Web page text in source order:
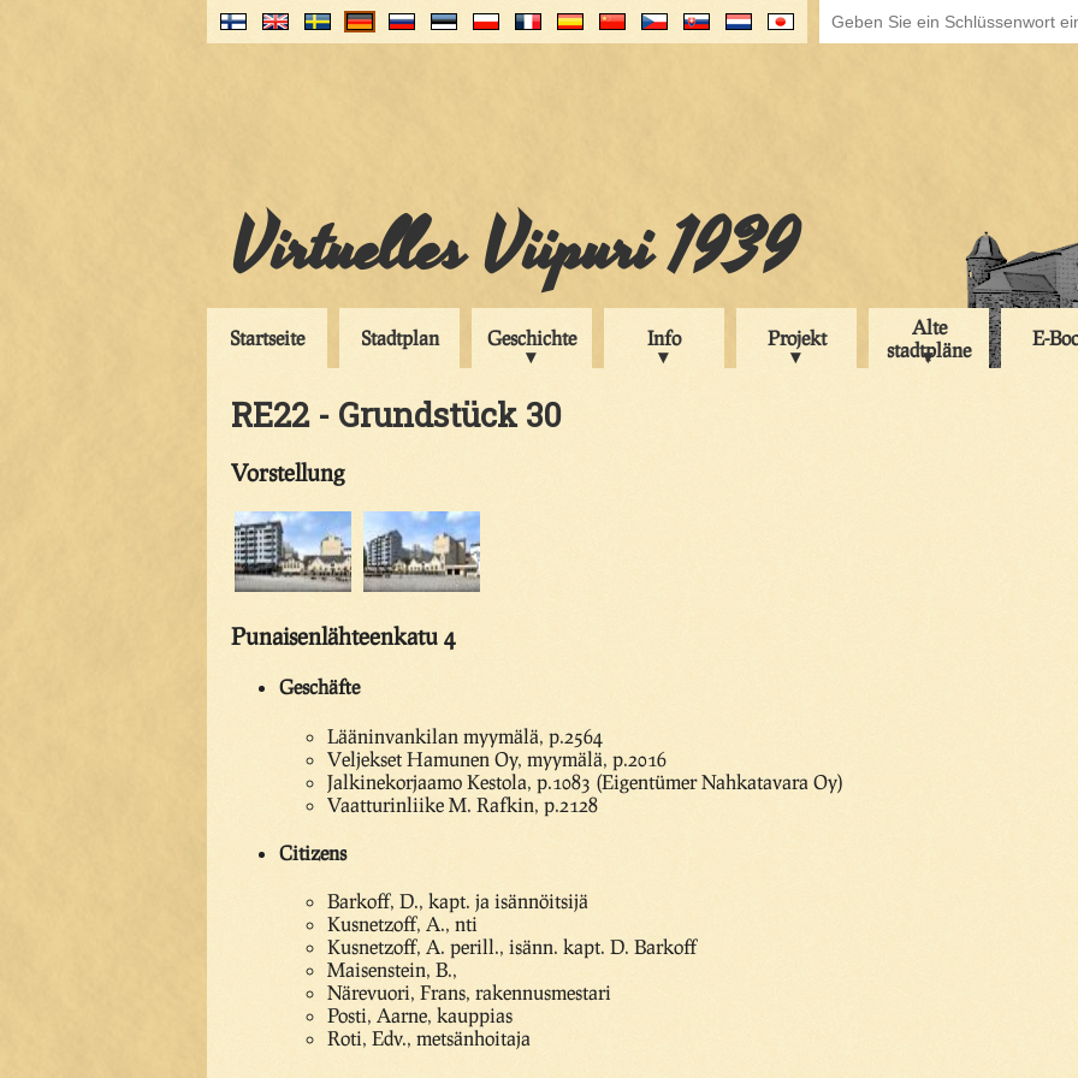
Virtuelles Viipuri 1939
Startseite Stadtplan Geschichte Info Projekt
Alte
stadtpläne
E-
RE22 - Grundstück 30
Vorstellung
Punaisenlähteenkatu 4
Geschäfte
Lääninvankilan myymälä, p.2564
Veljekset Hamunen Oy, myymälä, p.2016
Jalkinekorjaamo Kestola, p.1083 (Eigentümer Nahkatavara Oy)
Vaatturinliike M. Rafkin, p.2128
Citizens
Barkoff, D., kapt. ja isännöitsijä
Kusnetzoff, A., nti
Kusnetzoff, A. perill., isänn. kapt. D. Barkoff
Maisenstein, B.,
Närevuori, Frans, rakennusmestari
Posti, Aarne, kauppias
Roti, Edv., metsänhoitaja